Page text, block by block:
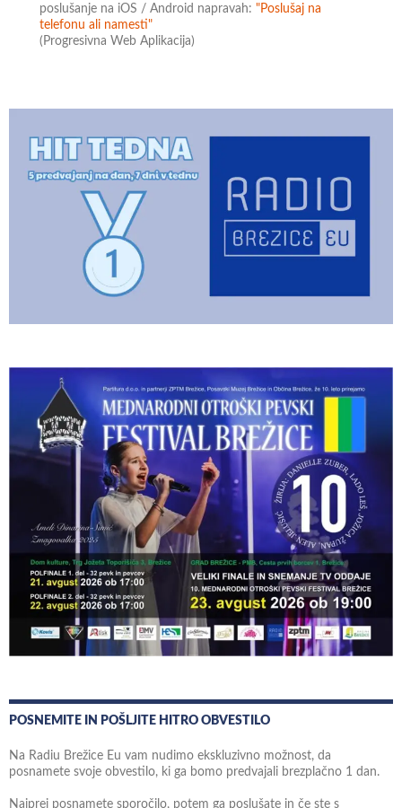
poslušanje na iOS / Android napravah:"Poslušaj na
telefonu ali namesti"
(Progresivna Web Aplikacija)
POSNEMITE IN POŠLJITE HITRO OBVESTILO
Na Radiu Brežice Eu vam nudimo ekskluzivno možnost, da
posnamete svoje obvestilo, ki ga bomo predvajali brezplačno 1 dan.
Najprej posnamete sporočilo, potem ga poslušate in če ste s